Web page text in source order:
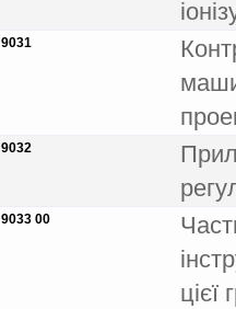
9031
9032
9033 00
цiєї